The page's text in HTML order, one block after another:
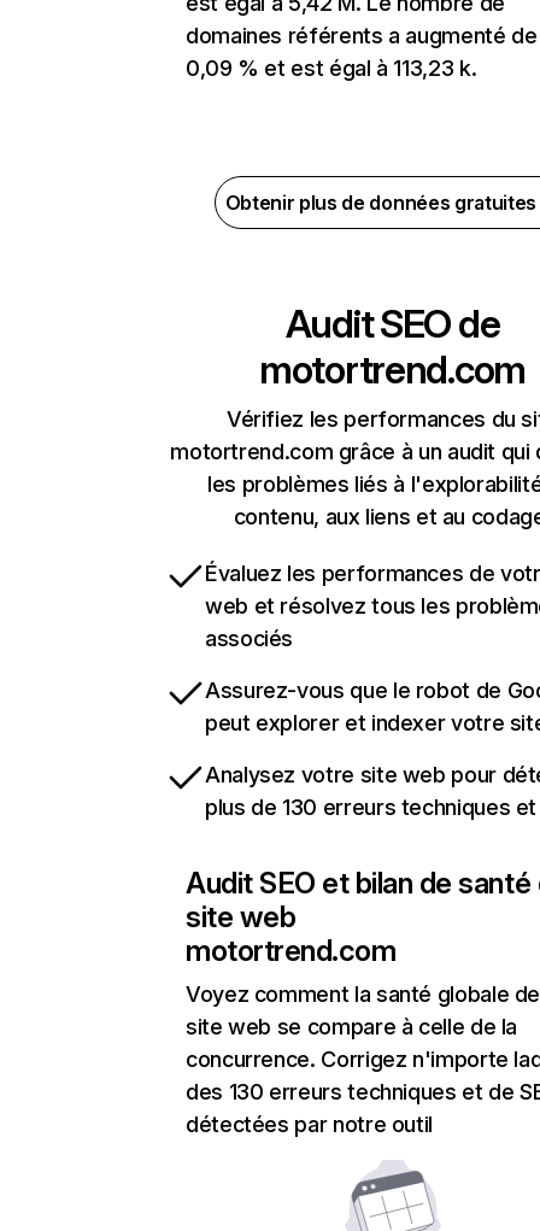
domaines référents a augmenté de
0,09 % et est égal à 113,23 k.
Obtenir plus de données
Audit SEO de
motortrend.com
Vérifiez les performances du
motortrend.com grâce à un audit qui
les problèmes liés à
contenu, aux liens et au
Évaluez les performances de
web et résolvez tous les
associés
Assurez-vous que le robot de
peut explorer et indexer votre
Analysez votre site web pour
plus de 130 erreurs techniques et
Audit SEO et bilan de santé
site web
motortrend.com
Voyez comment la santé globale
site web se compare à celle de la
concurrence. Corrigez n'importe
des 130 erreurs techniques et de
détectées par notre outil